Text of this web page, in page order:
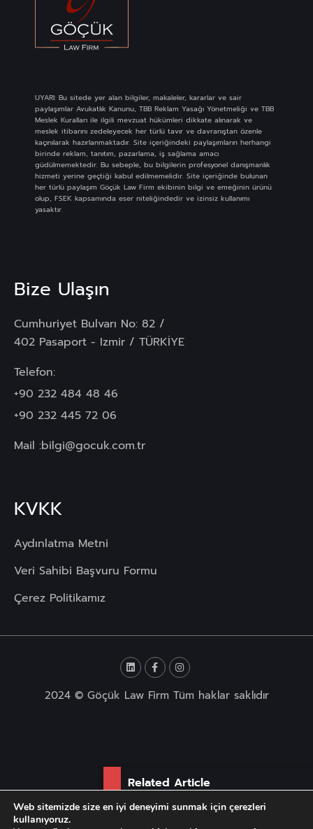
Related Article
Gebelik ve Doğum Sonrası
UYARI: Bu sitede yer alan bilgiler, makaleler, kararlar ve sair
paylaşımlar Avukatlık Kanunu, TBB Reklam Yasağı Yönetmeliği ve TBB
Meslek Kuralları ile ilgili mevzuat hükümleri dikkate alınarak ve
meslek itibarını zedeleyecek her türlü tavır ve davranıştan özenle
kaçınılarak hazırlanmaktadır. Site içeriğindeki paylaşımların herhangi
birinde reklam, tanıtım, pazarlama, iş sağlama amacı
güdülmemektedir. Bu sebeple, bu bilgilerin profesyonel danışmanlık
hizmeti yerine geçtiği kabul edilmemelidir. Site içeriğinde bulunan
her türlü paylaşım Göçük Law Firm ekibinin bilgi ve emeğinin ürünü
olup, FSEK kapsamında eser niteliğindedir ve izinsiz kullanımı
yasaktır.
Bize Ulaşın
Cumhuriyet Bulvarı No: 82 /
402 Pasaport - Izmir / TÜRKİYE
Telefon:
+90 232 484 48 46
+90 232 445 72 06
Mail :bilgi@gocuk.com.tr
KVKK
Aydınlatma Metni
Veri Sahibi Başvuru Formu
Çerez Politikamız
2024 © Göçük Law Firm Tüm haklar saklıdır
Web sitemizde size en iyi deneyimi sunmak için çerezleri
kullanıyoruz.